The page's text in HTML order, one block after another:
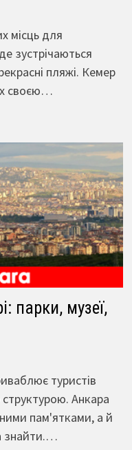
місць для
зустрічаються
пляжі. Кемер
своєю…
парки, музеї,
туристів
Анкара
пам'ятками, а й
знайти.…